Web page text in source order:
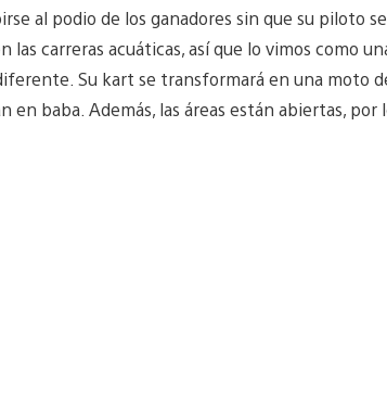
al podio de los ganadores sin que su piloto
las carreras acuáticas, así que lo vimos como
Su kart se transformará en una moto
en baba. Además, las áreas están abiertas, por